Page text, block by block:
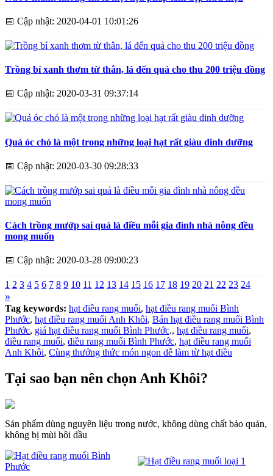
📅 Cập nhật: 2020-04-01 10:01:26
Trồng bí xanh thơm từ thân, lá đến quả cho thu 200 triệu đồng
📅 Cập nhật: 2020-03-31 09:37:14
Quả óc chó là một trong những loại hạt rất giàu dinh dưỡng
📅 Cập nhật: 2020-03-30 09:28:33
Cách trồng mướp sai quả là điều mỗi gia đình nhà nông đều
mong muốn
📅 Cập nhật: 2020-03-28 09:00:23
1 2 3 4 5 6 7 8 9 10 11 12 13 14 15 16 17 18 19 20 21 22 23 24
»
Tag keywords: hạt điều rang muối, hạt điều rang muối Bình
Phước, hạt điều rang muối Anh Khôi, Bán hạt điều rang muối Bình
Phước, giá hạt điều rang muối Bình Phước., hạt điều rang muối,
điều rang muối, điều rang muối Bình Phước, hạt điều rang muối
Anh Khôi, Cùng thưởng thức món ngon dễ làm từ hạt điều
Tại sao bạn nên chọn Anh Khôi?
Sản phẩm dùng nguyên liệu trong nước, không dùng chất bảo quản,
không bị mùi hôi dầu